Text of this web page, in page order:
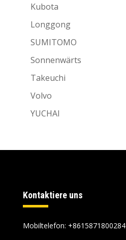
Kubota
Longgong
SUMITOMO
Sonnenwärts
Takeuchi
Volvo
YUCHAI
Kontaktiere uns
Mobiltelefon: +8615871800284